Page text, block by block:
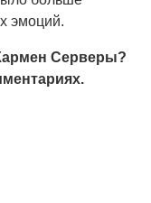
эмоций.
Серверы?